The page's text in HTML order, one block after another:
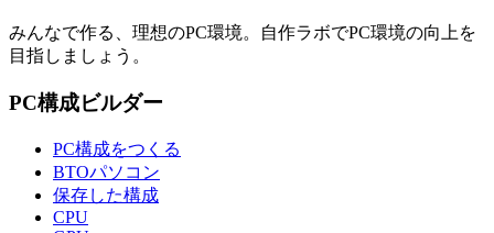
みんなで作る、理想のPC環境。 自作ラボでPC環境の向上を
目指しましょう。
PC構成ビルダー
PC構成をつくる
BTOパソコン
保存した構成
CPU